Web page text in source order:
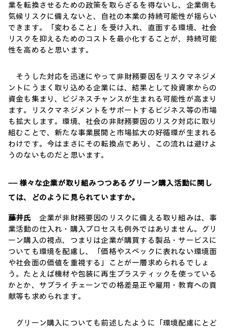
業を転換させるための政策を取らざるを得ないし、企業側も
気候リスクに備えないと、自社の本業の持続可能性が揺らい
できます。「変わること」を受け入れ、直面する環境、社会
リスクを抑えるためのコストを最小化することが、持続可能
性を高めると思います。
そうした対応を迅速にやって非財務要因をリスクマネジメ
ントにうまく取り込める企業には、結果として投資家からの
資金も集まり、ビジネスチャンスが生まれる可能性が高まり
ます。リスクマネジメントをサポートするビジネス等の市場
も拡大します。環境、社会の非財務要因のリスク対応に取り
組むことで、新たな事業展開と市場拡大の好循環が生まれる
わけです。今はまさにその転換点であり、この流れは避けよ
うのないものだと思います。
―― 様々な企業が取り組みつつあるグリーン購入活動に関し
ては、どのように見られていますか。
藤井氏 企業が非財務要因のリスクに備える取り組みは、事
業活動の仕入れ・購入プロセスも例外ではありません。グリ
ーン購入の視点、つまりは企業が購買する製品・サービスに
ついても環境を配慮し、「価格やスペックに表れない環境面
や社会面の価値を重視する」ことが一層求められるでしょ
う。たとえば機材や包装に再生プラスティックを使っている
かとか、サプライチェーンでの格差是正や雇用・教育への貢
献等も求められます。
グリーン購入についても前述したように「環境配慮にとど